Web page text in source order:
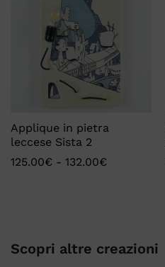
Applique in pietra
leccese Sista 2
125.00€ - 132.00€
Scopri altre creazioni